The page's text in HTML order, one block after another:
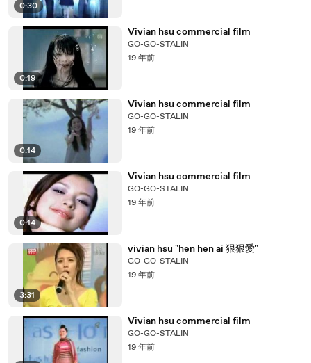
0:30
0:19
Vivian hsu commercial film
GO-GO-STALIN
19 年前
0:14
Vivian hsu commercial film
GO-GO-STALIN
19 年前
0:14
Vivian hsu commercial film
GO-GO-STALIN
19 年前
3:31
vivian hsu "hen hen ai 狠狠愛"
GO-GO-STALIN
19 年前
Vivian hsu commercial film
GO-GO-STALIN
19 年前